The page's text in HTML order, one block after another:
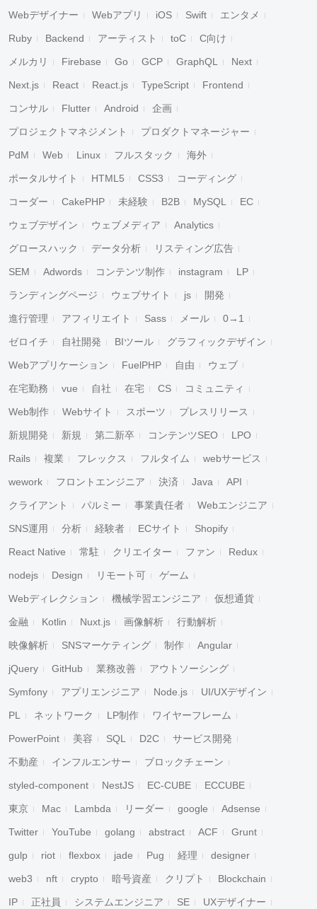
Webデザイナー Webアプリ iOS Swift エンタメ
Ruby Backend アーティスト toC C向け
メルカリ Firebase Go GCP GraphQL Next
Next.js React React.js TypeScript Frontend
コンサル Flutter Android 企画
プロジェクトマネジメント プロダクトマネージャー
PdM Web Linux フルスタック 海外
ポータルサイト HTML5 CSS3 コーディング
コーダー CakePHP 未経験 B2B MySQL EC
ウェブデザイン ウェブメディア Analytics
グロースハック データ分析 リスティング広告
SEM Adwords コンテンツ制作 instagram LP
ランディングページ ウェブサイト js 開発
進行管理 アフィリエイト Sass メール 0→1
ゼロイチ 自社開発 BIツール グラフィックデザイン
Webアプリケーション FuelPHP 自由 ウェブ
在宅勤務 vue 自社 在宅 CS コミュニティ
Web制作 Webサイト スポーツ プレスリリース
新規開発 新規 第二新卒 コンテンツSEO LPO
Rails 複業 フレックス フルタイム webサービス
wework フロントエンジニア 決済 Java API
クライアント パルミー 事業責任者 Webエンジニア
SNS運用 分析 経験者 ECサイト Shopify
React Native 常駐 クリエイター ファン Redux
nodejs Design リモート可 ゲーム
Webディレクション 機械学習エンジニア 仮想通貨
金融 Kotlin Nuxt.js 画像解析 行動解析
映像解析 SNSマーケティング 制作 Angular
jQuery GitHub 業務改善 アウトソーシング
Symfony アプリエンジニア Node.js UI/UXデザイン
PL ネットワーク LP制作 ワイヤーフレーム
PowerPoint 美容 SQL D2C サービス開発
不動産 インフルエンサー ブロックチェーン
styled-component NestJS EC-CUBE ECCUBE
東京 Mac Lambda リーダー google Adsense
Twitter YouTube golang abstract ACF Grunt
gulp riot flexbox jade Pug 経理 designer
web3 nft crypto 暗号資産 クリプト Blockchain
IP 正社員 システムエンジニア SE UXデザイナー